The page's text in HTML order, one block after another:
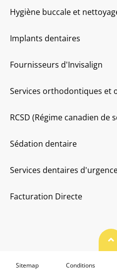
Hygiène buccale et
Implants dentaires
Fournisseurs d'Invisalign
Services orthodontiques et
RCSD (Régime canadien de
Sédation dentaire
Services dentaires
Facturation Directe
Sitemap
Conditions